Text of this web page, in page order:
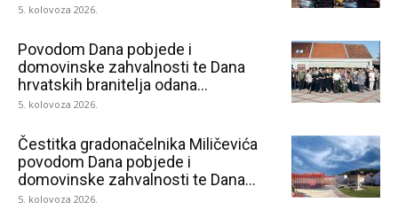
5. kolovoza 2026.
Povodom Dana pobjede i
domovinske zahvalnosti te Dana
hrvatskih branitelja odana...
5. kolovoza 2026.
Čestitka gradonačelnika Miličevića
povodom Dana pobjede i
domovinske zahvalnosti te Dana...
5. kolovoza 2026.